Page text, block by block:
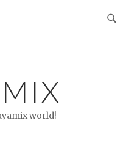
world!